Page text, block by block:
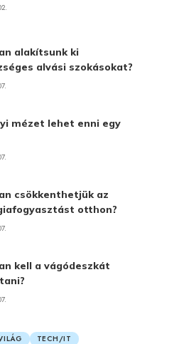
alakítsunk ki
alvási szokásokat?
mézet lehet enni egy
csökkenthetjük az
otthon?
kell a vágódeszkát
TECH/IT